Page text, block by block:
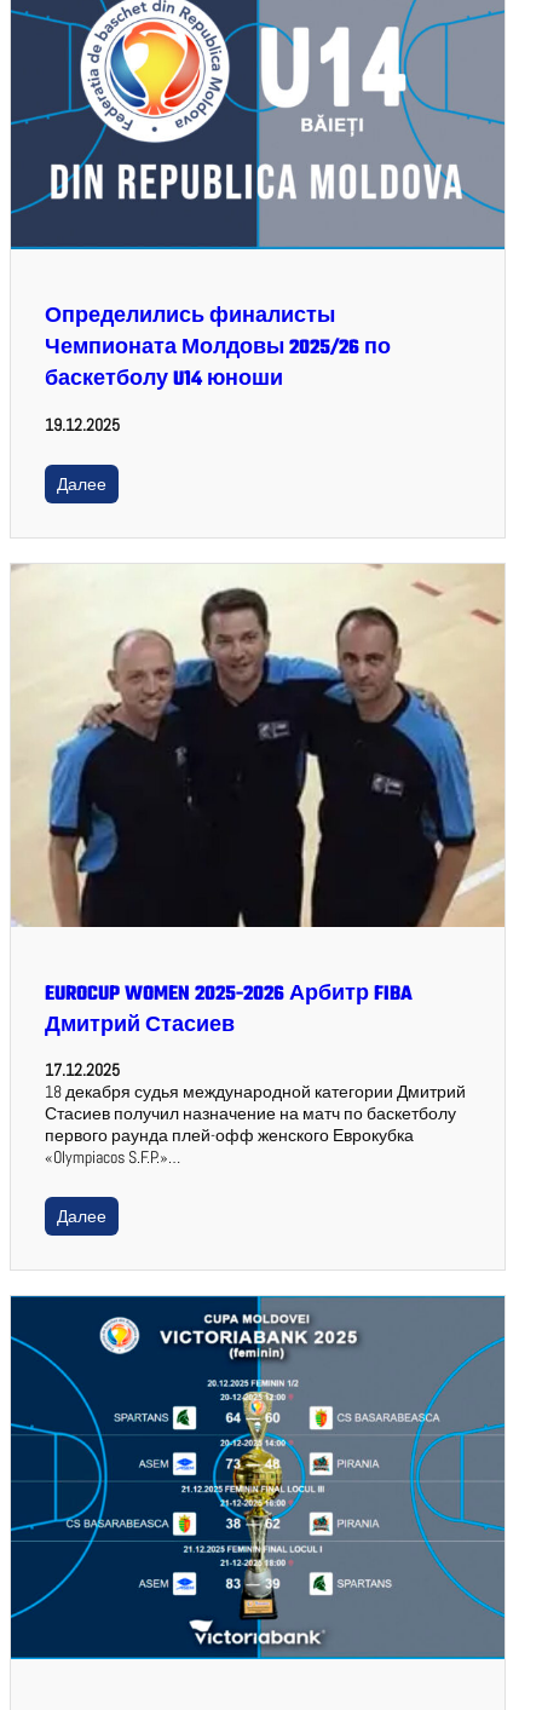
Определились финалисты
Чемпионата Молдовы 2025/26 по
баскетболу U14 юноши
19.12.2025
Далее
EUROCUP WOMEN 2025-2026 Арбитр FIBA
Дмитрий Стасиев
17.12.2025
18 декабря судья международной категории Дмитрий
Стасиев получил назначение на матч по баскетболу
первого раунда плей-офф женского Еврокубка
«Olympiacos S.F.P.»…
Далее